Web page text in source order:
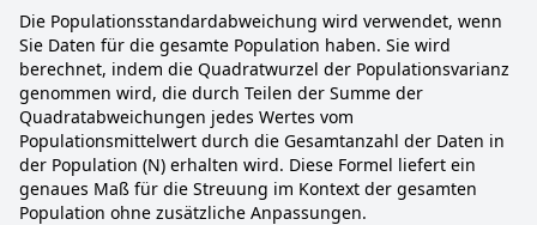
Die Populationsstandardabweichung wird verwendet, wenn
Sie Daten für die gesamte Population haben. Sie wird
berechnet, indem die Quadratwurzel der Populationsvarianz
genommen wird, die durch Teilen der Summe der
Quadratabweichungen jedes Wertes vom
Populationsmittelwert durch die Gesamtanzahl der Daten in
der Population (N) erhalten wird. Diese Formel liefert ein
genaues Maß für die Streuung im Kontext der gesamten
Population ohne zusätzliche Anpassungen.